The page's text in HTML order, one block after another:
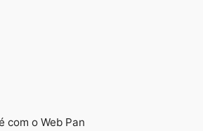
com o Web Pan